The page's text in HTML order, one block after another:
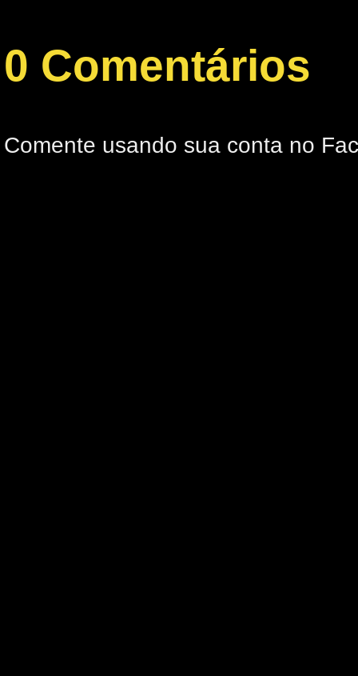
0 Comentários
Comente usando sua conta no